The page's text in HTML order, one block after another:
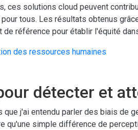
ces solutions cloud peuvent
tous. Les résultats obtenus
de référence pour établir l'équité
détecter et
j'ai entendu parler des biais de
qu'une simple différence de